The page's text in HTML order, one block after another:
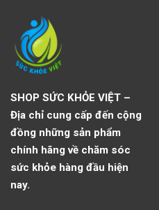
SHOP SỨC KHỎE VIỆT –
Địa chỉ cung cấp đến cộng
đồng những sản phẩm
chính hãng về chăm sóc
sức khỏe hàng đầu hiện
nay.